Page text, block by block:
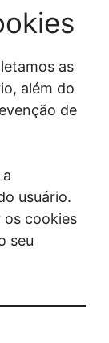
as
além do
de
usuário.
os cookies
seu